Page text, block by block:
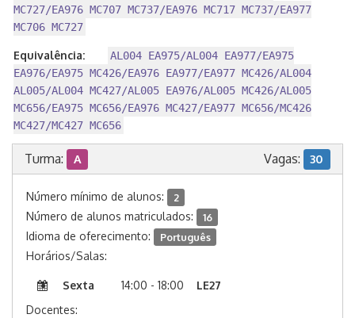
MC727/EA976 MC707 MC737/EA976 MC717 MC737/EA977
MC706 MC727
Equivalência:
AL004 EA975/AL004 EA977/EA975
EA976/EA975 MC426/EA976 EA977/EA977 MC426/AL004
AL005/AL004 MC427/AL005 EA976/AL005 MC426/AL005
MC656/EA975 MC656/EA976 MC427/EA977 MC656/MC426
MC427/MC427 MC656
Turma: A Vagas: 30
Número mínimo de alunos: 2
Número de alunos matriculados: 16
Idioma de oferecimento: Português
Horários/Salas:
Sexta 14:00 - 18:00
LE27
Docentes: